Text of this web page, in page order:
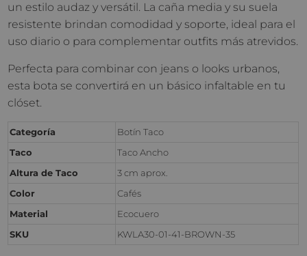
un estilo audaz y versátil. La caña media y su suela
resistente brindan comodidad y soporte, ideal para el
uso diario o para complementar outfits más atrevidos.
Perfecta para combinar con jeans o looks urbanos,
esta bota se convertirá en un básico infaltable en tu
clóset.
Categoría
Botín Taco
Taco
Taco Ancho
Altura de Taco
3 cm aprox.
Color
Cafés
Material
Ecocuero
SKU
KWLA30-01-41-BROWN-35